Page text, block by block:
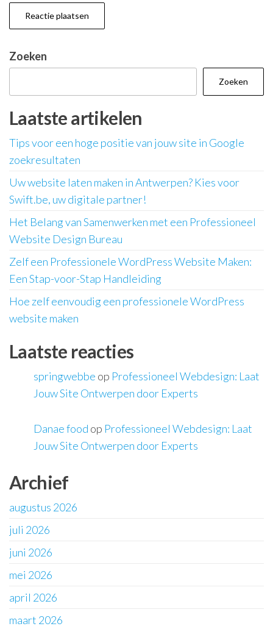
Zoeken
Zoeken
Laatste artikelen
Tips voor een hoge positie van jouw site in Google
zoekresultaten
Uw website laten maken in Antwerpen? Kies voor
Swift.be, uw digitale partner!
Het Belang van Samenwerken met een Professioneel
Website Design Bureau
Zelf een Professionele WordPress Website Maken:
Een Stap-voor-Stap Handleiding
Hoe zelf eenvoudig een professionele WordPress
website maken
Laatste reacties
springwebbe op Professioneel Webdesign: Laat
Jouw Site Ontwerpen door Experts
Danae food op Professioneel Webdesign: Laat
Jouw Site Ontwerpen door Experts
Archief
augustus 2026
juli 2026
juni 2026
mei 2026
april 2026
maart 2026